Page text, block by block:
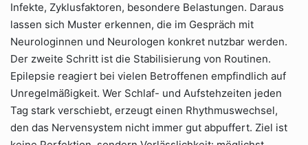
Infekte, Zyklusfaktoren, besondere Belastungen. Daraus
lassen sich Muster erkennen, die im Gespräch mit
Neurologinnen und Neurologen konkret nutzbar werden.
Der zweite Schritt ist die Stabilisierung von Routinen.
Epilepsie reagiert bei vielen Betroffenen empfindlich auf
Unregelmäßigkeit. Wer Schlaf- und Aufstehzeiten jeden
Tag stark verschiebt, erzeugt einen Rhythmuswechsel,
den das Nervensystem nicht immer gut abpuffert. Ziel ist